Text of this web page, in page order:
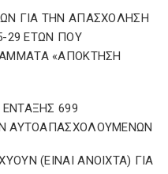
ΓΙΑ ΤΗΝ ΑΠΑΣΧΟΛΗΣΗ
29 ΕΤΩΝ ΠΟΥ
«ΑΠΟΚΤΗΣΗ
699
ΑΥΤΟΑΠΑΣΧΟΛΟΥΜΕΝΩΝ
(ΕΙΝΑΙ ΑΝΟΙΧΤΑ) ΓΙΑ